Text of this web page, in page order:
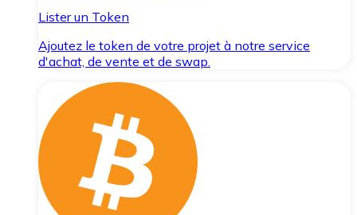
Lister un Token
Ajoutez le token de votre projet à notre service
d'achat, de vente et de swap.